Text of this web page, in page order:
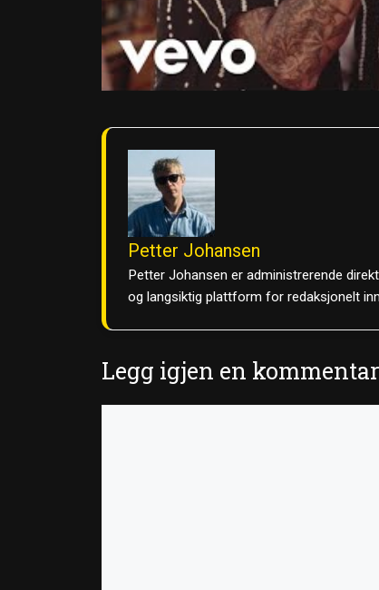
Petter Johansen
Petter Johansen er administrerende
og langsiktig plattform for redaksjonelt
Legg igjen en kommentar